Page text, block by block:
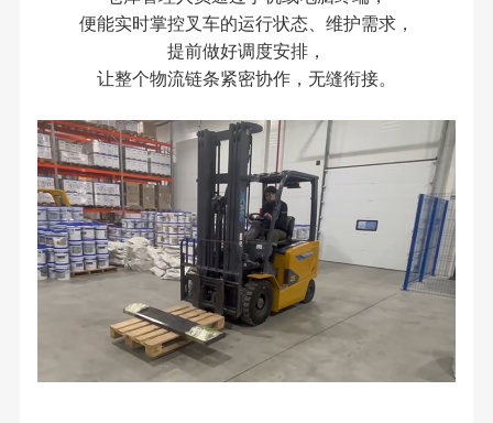
便能实时掌控叉车的运行状态、维护需求，
提前做好调度安排，
让整个物流链条紧密协作，无缝衔接。